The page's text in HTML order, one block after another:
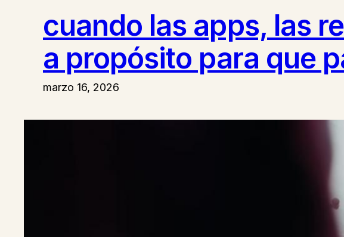
cuando las apps, las
a propósito para que
marzo 16, 2026